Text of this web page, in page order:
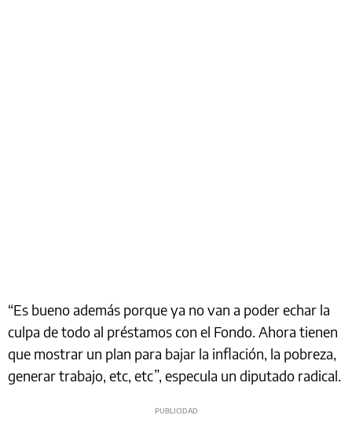
“Es bueno además porque ya no van a poder echar la
culpa de todo al préstamos con el Fondo. Ahora tienen
que mostrar un plan para bajar la inflación, la pobreza,
generar trabajo, etc, etc”, especula un diputado radical.